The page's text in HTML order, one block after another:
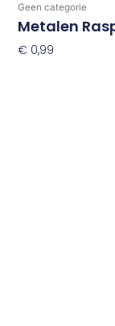
Geen categorie
Metalen
€ 0,99